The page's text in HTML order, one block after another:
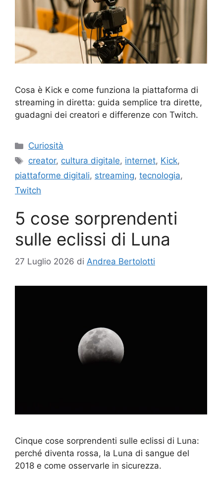
Cosa è Kick e come funziona la piattaforma di
streaming in diretta: guida semplice tra dirette,
guadagni dei creatori e differenze con Twitch.
Categorie
Curiosità
Tag
creator, cultura digitale, internet, Kick,
piattaforme digitali, streaming, tecnologia,
Twitch
5 cose sorprendenti
sulle eclissi di Luna
27 Luglio 2026 di Andrea Bertolotti
Cinque cose sorprendenti sulle eclissi di Luna:
perché diventa rossa, la Luna di sangue del
2018 e come osservarle in sicurezza.